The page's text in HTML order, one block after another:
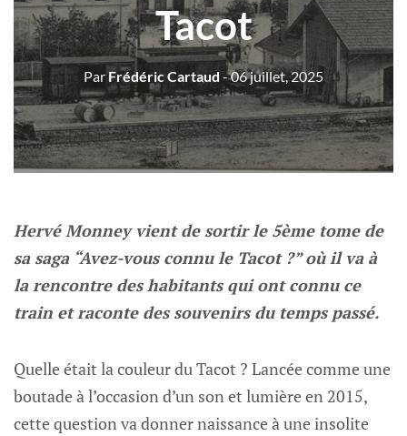
Tacot
ParFrédéric Cartaud - 06 juillet, 2025
Hervé Monney vient de sortir le 5ème tome de
sa saga “Avez-vous connu le Tacot ?” où il va à
la rencontre des habitants qui ont connu ce
train et raconte des souvenirs du temps passé.
Quelle était la couleur du Tacot ? Lancée comme une
boutade à l’occasion d’un son et lumière en 2015,
cette question va donner naissance à une insolite